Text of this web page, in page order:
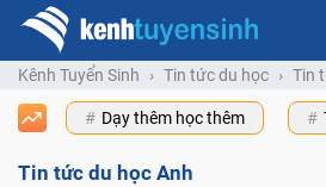
Kênh Tuyển Sinh Tin tức du học Tin
Dạy thêm học thêm
Tin tức du học Anh